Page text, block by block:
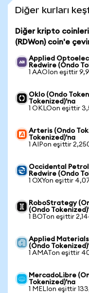
Diğer kurları
Diğer kripto
(RDWon) coin'e
Applied
Redwire (Ondo
1 AAOIon eşittir
Oklo (Ondo
Tokenized)'na
1 OKLOon eşittir
Arteris (Ondo
Tokenized)'na
1 AIPon eşittir
Occidental
Redwire (Ondo
1 OXYon eşittir
RoboStrategy
(Ondo
1 BOTon eşittir
Applied Materials
(Ondo
1 AMATon eşittir
MercadoLibre
Tokenized)'na
1 MELIon eşittir